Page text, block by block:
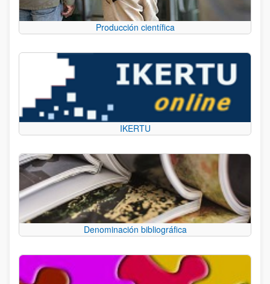
Producción científica
IKERTU
Denominación bibliográfica